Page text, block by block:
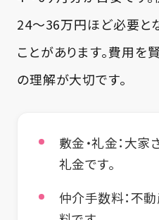
24〜36万円ほど必要と
ことがあります。費用を
の理解が大切です。
敷金・礼金：大
礼金です。
仲介手数料：不